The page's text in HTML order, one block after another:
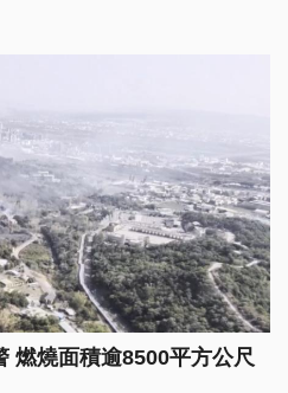
燃燒面積逾8500平方公尺